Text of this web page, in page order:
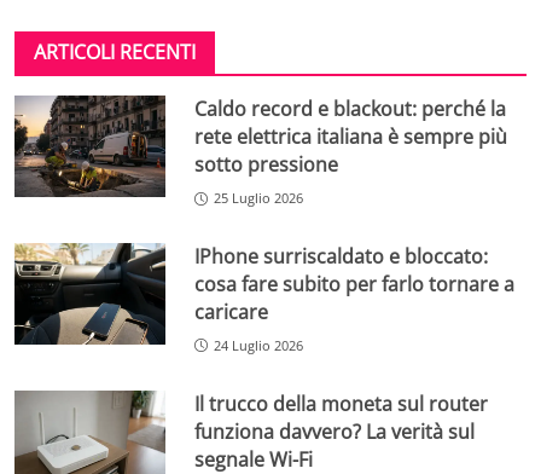
ARTICOLI RECENTI
Caldo record e blackout: perché la
rete elettrica italiana è sempre più
sotto pressione
25 Luglio 2026
IPhone surriscaldato e bloccato:
cosa fare subito per farlo tornare a
caricare
24 Luglio 2026
Il trucco della moneta sul router
funziona davvero? La verità sul
segnale Wi-Fi